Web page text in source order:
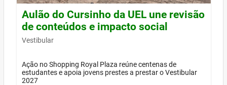
Aulão do Cursinho da UEL une revisão
de conteúdos e impacto social
Vestibular
Ação no Shopping Royal Plaza reúne centenas de
estudantes e apoia jovens prestes a prestar o Vestibular
2027